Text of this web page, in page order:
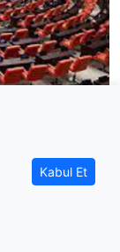
Kabul Et